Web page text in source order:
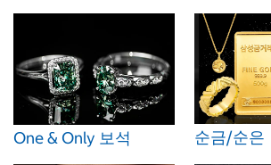
One & Only 보석 순금/순은